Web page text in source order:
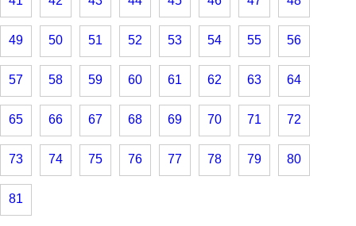
49 50 51 52 53 54 55 56
57 58 59 60 61 62 63 64
65 66 67 68 69 70 71 72
73 74 75 76 77 78 79 80
81